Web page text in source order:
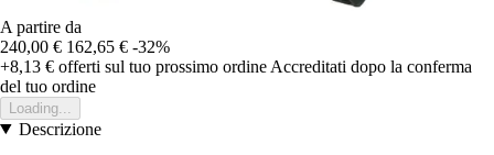
A partire da
240,00 € 162,65 € -32%
+8,13 € offerti sul tuo prossimo ordine Accreditati dopo la conferma
del tuo ordine
Loading...
Descrizione